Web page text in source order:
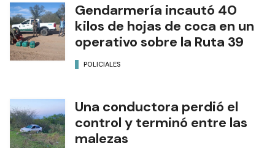
Gendarmería incautó 40
kilos de hojas de coca en un
operativo sobre la Ruta 39
POLICIALES
Una conductora perdió el
control y terminó entre las
malezas